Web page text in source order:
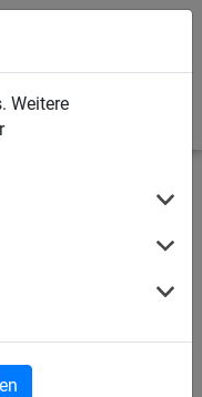
Weitere
Seitenschutznetze
PP., ca.
45